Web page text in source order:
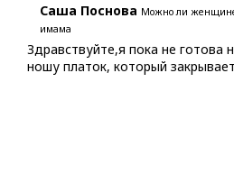
Саша Поснова Можно ли женщине
имама
Здравствуйте,я пока не готова
ношу платок, который